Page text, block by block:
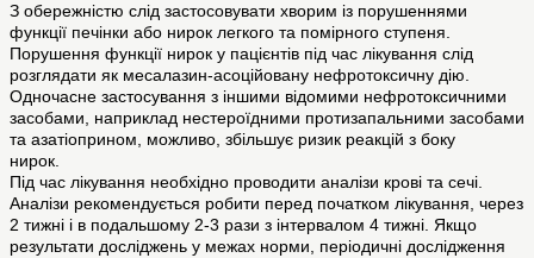
З обережністю слід застосовувати хворим із порушеннями
функції печінки або нирок легкого та помірного ступеня.
Порушення функції нирок у пацієнтів під час лікування слід
розглядати як месалазин-асоційовану нефротоксичну дію.
Одночасне застосування з іншими відомими нефротоксичними
засобами, наприклад нестероїдними протизапальними засобами
та азатіоприном, можливо, збільшує ризик реакцій з боку
нирок.
Під час лікування необхідно проводити аналізи крові та сечі.
Аналізи рекомендується робити перед початком лікування, через
2 тижні і в подальшому 2-3 рази з інтервалом 4 тижні. Якщо
результати досліджень у межах норми, періодичні дослідження